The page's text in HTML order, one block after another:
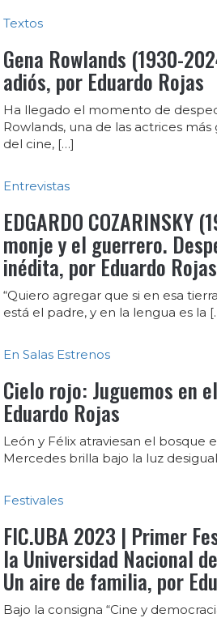
Textos
Gena Rowlands (1930-
adiós, por Eduardo Rojas
Ha llegado el momento de
Rowlands, una de las actrices más
del cine, […]
Entrevistas
EDGARDO COZARINSKY
monje y el guerrero.
inédita, por Eduardo Rojas
“Quiero agregar que si en esa
está el padre, y en la lengua es la
En Salas Estrenos
Cielo rojo: Juguemos en
Eduardo Rojas
León y Félix atraviesan el bosque
Mercedes brilla bajo la luz
Festivales
FIC.UBA 2023 | Primer
la Universidad Nacional
Un aire de familia, por
Bajo la consigna “Cine y